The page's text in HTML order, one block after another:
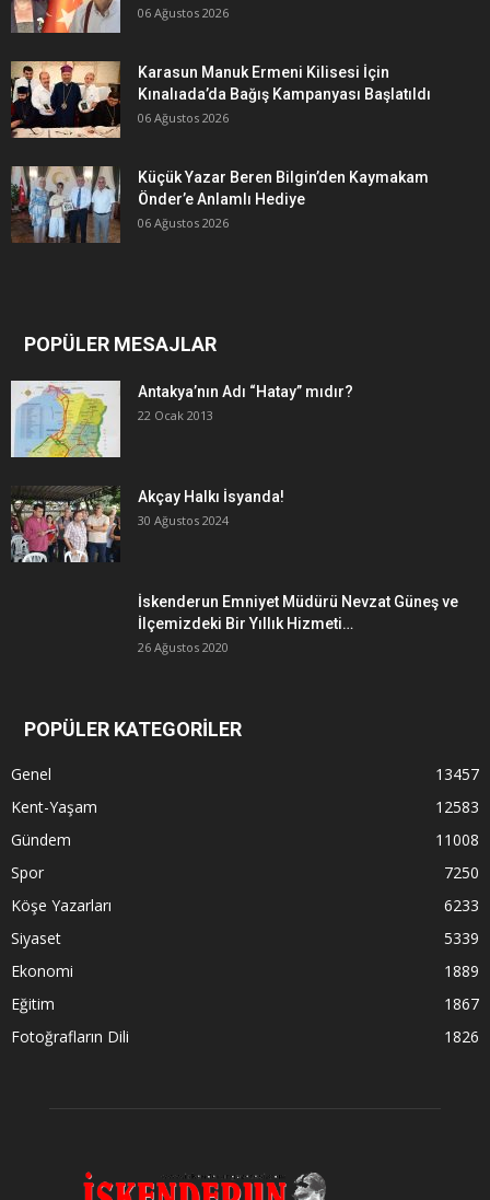
06 Ağustos 2026
Karasun Manuk Ermeni Kilisesi İçin
Kınalıada’da Bağış Kampanyası Başlatıldı
06 Ağustos 2026
Küçük Yazar Beren Bilgin’den Kaymakam
Önder’e Anlamlı Hediye
06 Ağustos 2026
POPÜLER MESAJLAR
Antakya’nın Adı “Hatay” mıdır?
22 Ocak 2013
Akçay Halkı İsyanda!
30 Ağustos 2024
İskenderun Emniyet Müdürü Nevzat Güneş ve
İlçemizdeki Bir Yıllık Hizmeti…
26 Ağustos 2020
POPÜLER KATEGORİLER
Genel
13457
Kent-Yaşam
12583
Gündem
11008
Spor
7250
Köşe Yazarları
6233
Siyaset
5339
Ekonomi
1889
Eğitim
1867
Fotoğrafların Dili
1826